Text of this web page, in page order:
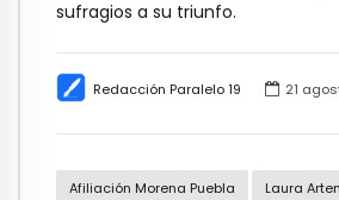
Redacción Paralelo 19 21
Afiliación Morena Puebla Laura
sufragios a su triunfo.